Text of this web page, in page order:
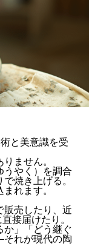
と美意識を受
ません。
うやく）を調合
焼き上げる。
れます。
販売したり、近
接届けたり。
か」「どう継ぐ
れが現代の陶